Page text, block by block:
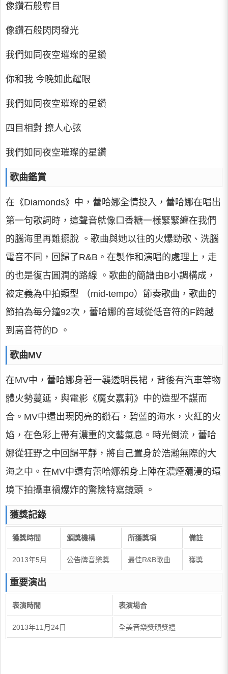
像鑽石般奪目
像鑽石般閃閃發光
我們如同夜空璀璨的星鑽
你和我 今晚如此耀眼
我們如同夜空璀璨的星鑽
四目相對 撩人心弦
我們如同夜空璀璨的星鑽
歌曲鑑賞
在《Diamonds》中，蕾哈娜全情投入，蕾哈娜在唱出
第一句歌詞時，這聲音就像口香糖一樣緊緊纏在我們
的腦海里再難擺脫 。歌曲與她以往的火爆勁歌、洗腦
電音不同，回歸了R&B。在製作和演唱的處理上，走
的也是復古圓潤的路線 。歌曲的簡譜由B小調構成，
被定義為中拍類型 （mid-tempo）節奏歌曲，歌曲的
節拍為每分鐘92次，蕾哈娜的音域從低音符的F跨越
到高音符的D 。
歌曲MV
在MV中，蕾哈娜身著一襲透明長裙，背後有汽車等物
體火勢蔓延，與電影《魔女嘉莉》中的造型不謀而
合。MV中還出現閃亮的鑽石，碧藍的海水，火紅的火
焰，在色彩上帶有濃重的文藝氣息。時光倒流，蕾哈
娜從狂野之中回歸平靜，將自己置身於浩瀚無際的大
海之中。在MV中還有蕾哈娜親身上陣在濃煙瀰漫的環
境下拍攝車禍爆炸的驚險特寫鏡頭 。
獲獎記錄
獲獎時間 頒獎機構 所獲獎項 備註
2013年5月 公告牌音樂獎 最佳R&B歌曲 獲獎
重要演出
表演時間 表演場合
2013年11月24日 全美音樂獎頒獎禮